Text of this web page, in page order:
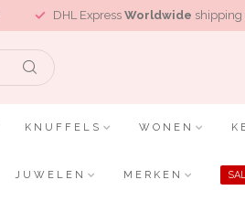
DHL Express Worldwide shipping
KNUFFELS WONEN
JUWELEN MERKEN